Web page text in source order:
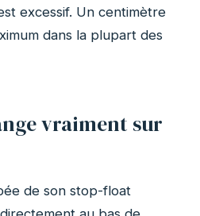
excessif. Un centimètre
dans la plupart des
vraiment sur
de son stop-float